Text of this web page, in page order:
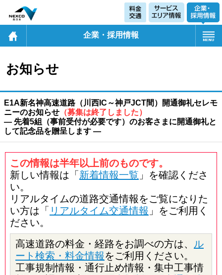
企業・採用情報
お知らせ
E1A新名神高速道路（川西IC～神戸JCT間）開通御礼セレモ
ニーのお知らせ （募集は終了しました）
― 先着5組（事前受付が必要です）のお客さまに開通御礼と
して記念品を贈呈します ―
この情報は半年以上前のものです。
新しい情報は「 新着情報一覧 」を確認くださ
い。
リアルタイムの道路交通情報をご覧になりた
い方は「 リアルタイム交通情報 」をご利用く
ださい。
高速道路の料金・経路をお調べの方は、 ル
ート検索・料金情報をご利用ください。
工事規制情報・通行止め情報・集中工事情